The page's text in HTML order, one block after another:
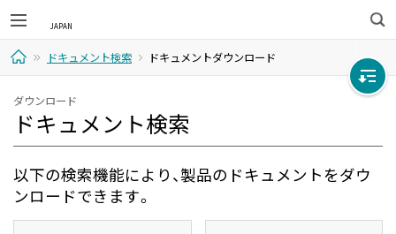
検
索
ホ
ー
ドキュメント検索 ドキュメントダウンロード
ダウンロード
ドキュメント検索
以下の検索機能により、製品のドキュメントをダウ
ンロードできます。